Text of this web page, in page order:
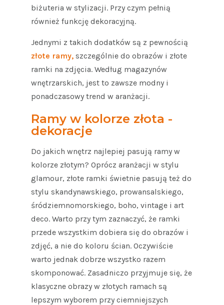
biżuteria w stylizacji. Przy czym pełnią
również funkcję dekoracyjną.
Jednymi z takich dodatków są z pewnością
złote ramy,szczególnie do obrazów i złote
ramki na zdjęcia. Według magazynów
wnętrzarskich, jest to zawsze modny i
ponadczasowy trend w aranżacji.
Ramy w kolorze złota -
dekoracje
Do jakich wnętrz najlepiej pasują ramy w
kolorze złotym? Oprócz aranżacji w stylu
glamour, złote ramki świetnie pasują też do
stylu skandynawskiego, prowansalskiego,
śródziemnomorskiego, boho, vintage i art
deco. Warto przy tym zaznaczyć, że ramki
przede wszystkim dobiera się do obrazów i
zdjęć, a nie do koloru ścian. Oczywiście
warto jednak dobrze wszystko razem
skomponować. Zasadniczo przyjmuje się, że
klasyczne obrazy w złotych ramach są
lepszym wyborem przy ciemniejszych